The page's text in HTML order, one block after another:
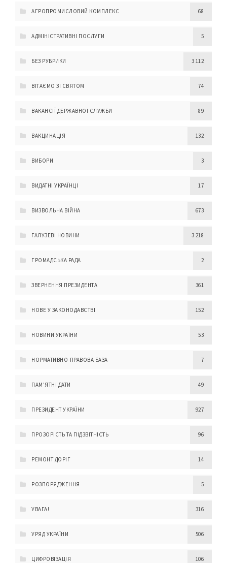
АГРОПРОМИСЛОВИЙ КОМПЛЕКС 68
АДМІНІСТРАТИВНІ ПОСЛУГИ 5
БЕЗ РУБРИКИ 3 112
ВІТАЄМО ЗІ СВЯТОМ 74
ВАКАНСІЇ ДЕРЖАВНОЇ СЛУЖБИ 89
ВАКЦИНАЦІЯ 132
ВИБОРИ 3
ВИДАТНІ УКРАЇНЦІ 17
ВИЗВОЛЬНА ВІЙНА 673
ГАЛУЗЕВІ НОВИНИ 3 218
ГРОМАДСЬКА РАДА 2
ЗВЕРНЕННЯ ПРЕЗИДЕНТА 361
НОВЕ У ЗАКОНОДАВСТВІ 152
НОВИНИ УКРАЇНИ 53
НОРМАТИВНО-ПРАВОВА БАЗА 7
ПАМ'ЯТНІ ДАТИ 49
ПРЕЗИДЕНТ УКРАЇНИ 927
ПРОЗОРІСТЬ ТА ПІДЗВІТНІСТЬ 96
РЕМОНТ ДОРІГ 14
РОЗПОРЯДЖЕННЯ 5
УВАГА! 316
УРЯД УКРАЇНИ 506
ЦИФРОВІЗАЦІЯ 106